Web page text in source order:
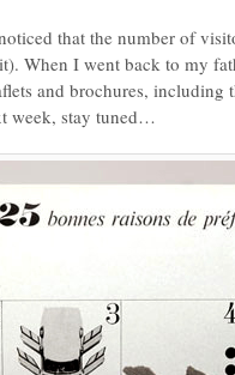
that the number of
When I went back to my
and brochures, including
week, stay tuned…